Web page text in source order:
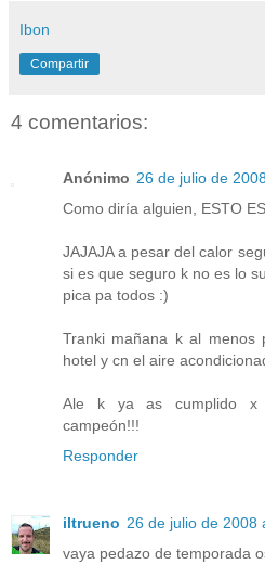
Ibon
Compartir
4 comentarios:
Anónimo 26 de julio de
Como diría alguien, ESTO
JAJAJA a pesar del calor
si es que seguro k no es lo
pica pa todos :)
Tranki mañana k al menos
hotel y cn el aire
Ale k ya as cumplido x
campeón!!!
Responder
iltrueno 26 de julio de 2008
vaya pedazo de temporada